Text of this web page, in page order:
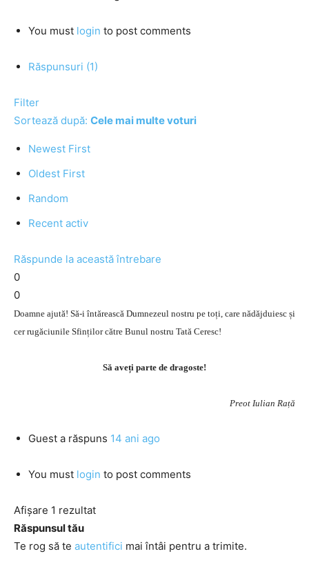
You must login to post comments
Răspunsuri (1)
Filter
Sortează după: Cele mai multe voturi
Newest First
Oldest First
Random
Recent activ
Răspunde la această întrebare
0
0
Doamne ajută! Să-i întărească Dumnezeul nostru pe toți, care nădăjduiesc și
cer rugăciunile Sfinților către Bunul nostru Tată Ceresc!
Să aveți parte de dragoste!
Preot Iulian Rață
Guest a răspuns 14 ani ago
You must login to post comments
Afișare 1 rezultat
Răspunsul tău
Te rog să te autentifici mai întâi pentru a trimite.